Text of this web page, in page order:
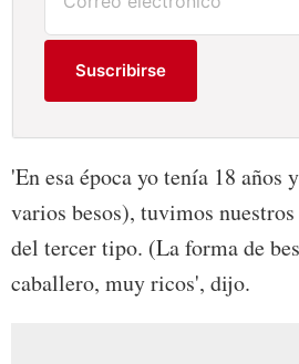
Suscribirse
'En esa época yo tenía 18 años
varios besos), tuvimos
del tercer tipo. (La forma de
caballero, muy ricos', dijo.